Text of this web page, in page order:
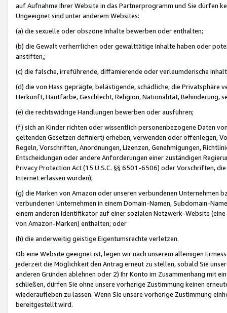
auf Aufnahme Ihrer Website in das Partnerprogramm und Sie dürfen
Ungeeignet sind unter anderem Websites:
(a) die sexuelle oder obszöne Inhalte bewerben oder enthalten;
(b) die Gewalt verherrlichen oder gewalttätige Inhalte haben oder
anstiften,;
(c) die falsche, irreführende, diffamierende oder verleumderische
(d) die von Hass geprägte, belästigende, schädliche, die Privatsphäre
Herkunft, Hautfarbe, Geschlecht, Religion, Nationalität, Behinderung,
(e) die rechtswidrige Handlungen bewerben oder ausführen;
(f) sich an Kinder richten oder wissentlich personenbezogene Daten
geltenden Gesetzen definiert) erheben, verwenden oder offenlegen,
Regeln, Vorschriften, Anordnungen, Lizenzen, Genehmigungen,
Entscheidungen oder andere Anforderungen einer zuständigen
Privacy Protection Act (15 U.S.C. §§ 6501-6506) oder Vorschriften,
Internet erlassen wurden);
(g) die Marken von Amazon oder unseren verbundenen Unternehmen
verbundenen Unternehmen in einem Domain-Namen, Subdomain-
einem anderen Identifikator auf einer sozialen Netzwerk-Website
von Amazon-Marken) enthalten; oder
(h) die anderweitig geistige Eigentumsrechte verletzen.
Ob eine Website geeignet ist, legen wir nach unserem alleinigen
jederzeit die Möglichkeit den Antrag erneut zu stellen, sobald Sie
anderen Gründen ablehnen oder 2) Ihr Konto im Zusammenhang mit
schließen, dürfen Sie ohne unsere vorherige Zustimmung keinen
wiederaufleben zu lassen. Wenn Sie unsere vorherige Zustimmung
bereitgestellt wird.